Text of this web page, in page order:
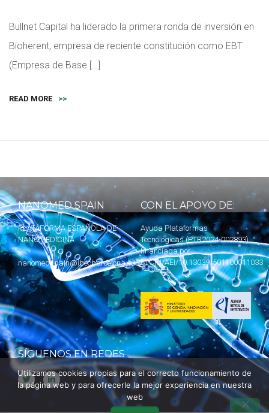
Bullnet Capital ha liderado la primera ronda de inversión en
Bioherent, empresa de reciente constitución como EBT
(Empresa de Base […]
READ MORE >>
NANOMED SPAIN
PLATAFORMA ESPAÑOLA DE
NANOMEDICINA
nanomedspain@ibecbarcelona.eu
CON EL APOYO DE:
Ayuda Plataformas
Tecnológicas (PTR2024-002893)
financiada por
MICIU/AEI/10.13039/501100011033
SÍGUENOS EN REDES
Utilizamos cookies propias para el correcto funcionamiento de
la página web y para ofrecerle la mejor experiencia en nuestra
web